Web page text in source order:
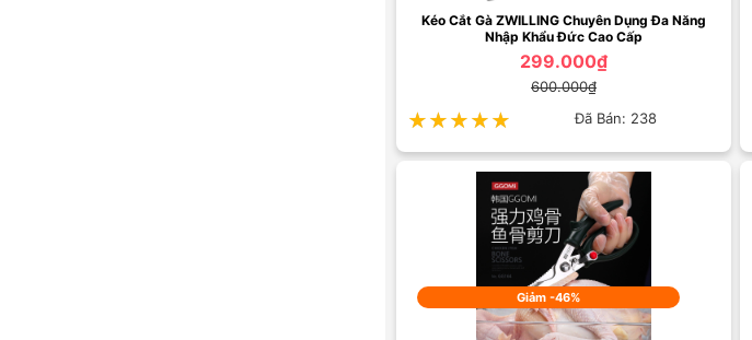
Kéo Cắt Gà ZWILLING Chuyên Dụng Đa Năng
Nhập Khẩu Đức Cao Cấp
299.000₫
600.000₫
★★★★★
★★★★★ Đã Bán: 238
Giảm -46%